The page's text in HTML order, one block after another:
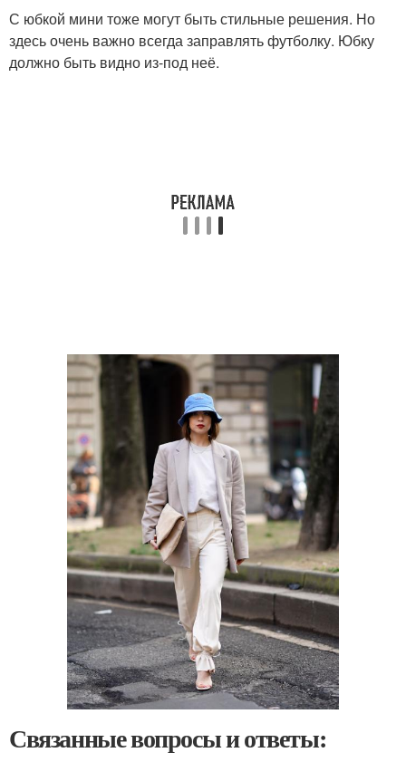
С юбкой мини тоже могут быть стильные решения. Но
здесь очень важно всегда заправлять футболку. Юбку
должно быть видно из-под неё.
Связанные вопросы и ответы: